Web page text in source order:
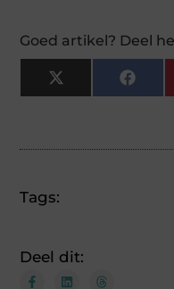
Goed artikel? Deel
X
(Twitter)
Tags:
Deel dit: